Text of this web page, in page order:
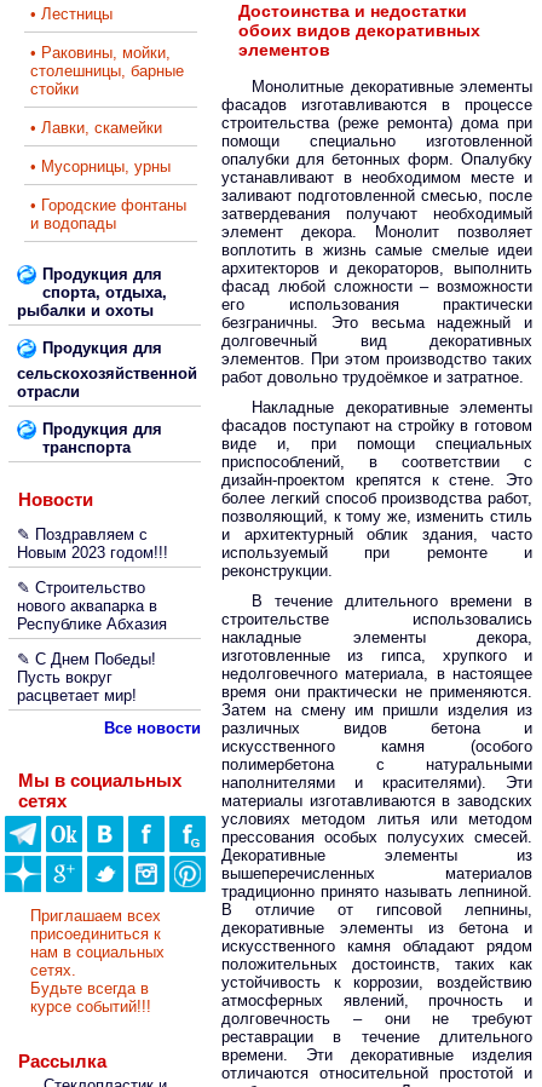
• Лестницы
• Раковины, мойки,
столешницы, барные
стойки
• Лавки, скамейки
• Мусорницы, урны
• Городские фонтаны
и водопады
Продукция для
спорта, отдыха,
рыбалки и охоты
Продукция для
сельскохозяйственной
отрасли
Продукция для
транспорта
Новости
✎ Поздравляем с
Новым 2023 годом!!!
✎ Строительство
нового аквапарка в
Республике Абхазия
✎ С Днем Победы!
Пусть вокруг
расцветает мир!
Все новости
Мы в социальных
сетях
Приглашаем всех
присоединиться к
нам в социальных
сетях.
Будьте всегда в
курсе событий!!!
Рассылка
Достоинства и недостатки
обоих видов декоративных
элементов
Монолитные декоративные элементы
фасадов изготавливаются в процессе
строительства (реже ремонта) дома при
помощи специально изготовленной
опалубки для бетонных форм. Опалубку
устанавливают в необходимом месте и
заливают подготовленной смесью, после
затвердевания получают необходимый
элемент декора. Монолит позволяет
воплотить в жизнь самые смелые идеи
архитекторов и декораторов, выполнить
фасад любой сложности – возможности
его использования практически
безграничны. Это весьма надежный и
долговечный вид декоративных
элементов. При этом производство таких
работ довольно трудоёмкое и затратное.
Накладные декоративные элементы
фасадов поступают на стройку в готовом
виде и, при помощи специальных
приспособлений, в соответствии с
дизайн-проектом крепятся к стене. Это
более легкий способ производства работ,
позволяющий, к тому же, изменить стиль
и архитектурный облик здания, часто
используемый при ремонте и
реконструкции.
В течение длительного времени в
строительстве использовались
накладные элементы декора,
изготовленные из гипса, хрупкого и
недолговечного материала, в настоящее
время они практически не применяются.
Затем на смену им пришли изделия из
различных видов бетона и
искусственного камня (особого
полимербетона с натуральными
наполнителями и красителями). Эти
материалы изготавливаются в заводских
условиях методом литья или методом
прессования особых полусухих смесей.
Декоративные элементы из
вышеперечисленных материалов
традиционно принято называть лепниной.
В отличие от гипсовой лепнины,
декоративные элементы из бетона и
искусственного камня обладают рядом
положительных достоинств, таких как
устойчивость к коррозии, воздействию
атмосферных явлений, прочность и
долговечность – они не требуют
реставрации в течение длительного
времени. Эти декоративные изделия
отличаются относительной простотой и